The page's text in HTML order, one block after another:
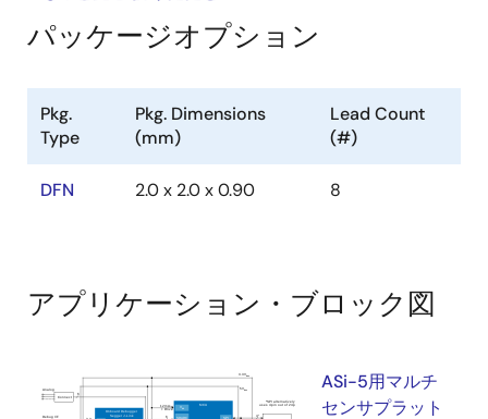
パッケージオプション
Pkg.
Type
Pkg. Dimensions
(mm)
Lead Count
(#)
DFN 2.0 x 2.0 x 0.90 8
アプリケーション・ブロック図
ASi-5用マルチ
センサプラット